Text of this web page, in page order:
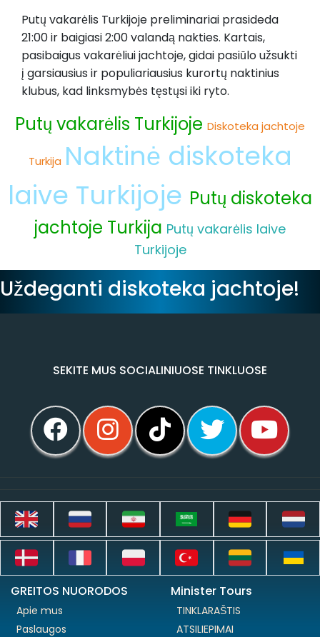
Putų vakarėlis Turkijoje preliminariai prasideda
21:00 ir baigiasi 2:00 valandą nakties. Kartais,
pasibaigus vakarėliui jachtoje, gidai pasiūlo užsukti
į garsiausius ir populiariausius kurortų naktinius
klubus, kad linksmybės tęstųsi iki ryto.
Putų vakarėlis Turkijoje Diskoteka jachtoje
Turkija Naktinė diskoteka
laive Turkijoje Putų diskoteka
jachtoje Turkija Putų vakarėlis laive
Turkijoje
Uždeganti diskoteka jachtoje!
SEKITE MUS SOCIALINIUOSE TINKLUOSE
GREITOS NUORODOS
Apie mus
Paslaugos
Minister Tours
TINKLARAŠTIS
ATSILIEPIMAI